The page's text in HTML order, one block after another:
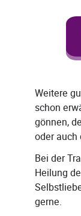
Weitere
schon
gönnen,
oder auch
Bei der
Heilung
gerne.